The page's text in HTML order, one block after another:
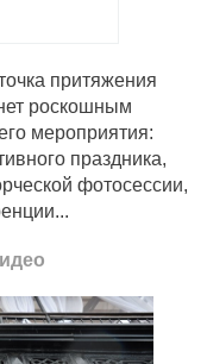
притяжения
роскошным
мероприятия:
праздника,
фотосессии,